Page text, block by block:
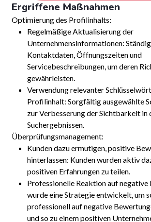
Ergriffene Maßnahmen
Optimierung des Profilinhalts:
Regelmäßige Aktualisierung der
Unternehmensinformationen:
Kontaktdaten, Öffnungszeiten und
Servicebeschreibungen, um deren
gewährleisten.
Verwendung relevanter
Profilinhalt: Sorgfältig ausgewählte
zur Verbesserung der Sichtbarkeit in
Suchergebnissen.
Überprüfungsmanagement:
Kunden dazu ermutigen, positive
hinterlassen: Kunden wurden aktiv
positiven Erfahrungen zu teilen.
Professionelle Reaktion auf negative
wurde eine Strategie entwickelt, um
professionell auf negative
und so zu einem positiven